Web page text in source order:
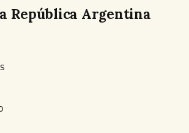
República Argentina